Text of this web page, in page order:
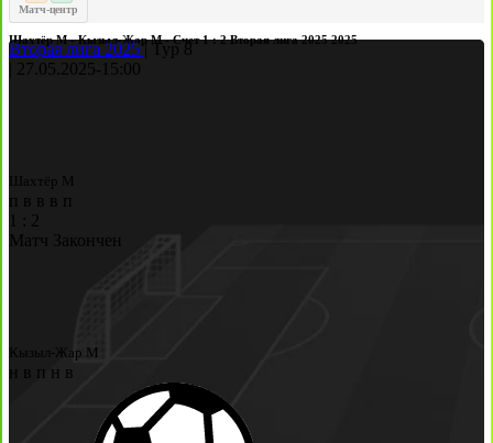
Матч-центр
Шахтёр М - Кызыл-Жар М - Счет 1 : 2 Вторая лига 2025 2025
Вторая лига 2025 Тур 8
27.05.2025- 15:00
Шахтёр М
п в в в
п
1
2
Матч Закончен
Кызыл-Жар М
н в п н в